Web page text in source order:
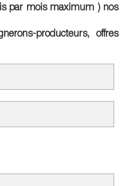
par mois maximum ) nos
producteurs, offres